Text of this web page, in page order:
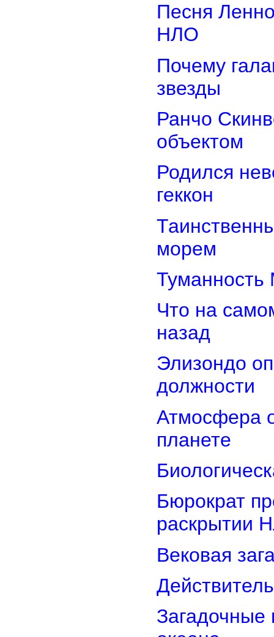
Песня
НЛО
Почему
звезды
Ранчо
объектом
Родился
геккон
морем
Туманность
Что на
назад
Элизондо
должности
Атмосфера
планете
Бюрократ
раскрытии
Вековая
Загадочные